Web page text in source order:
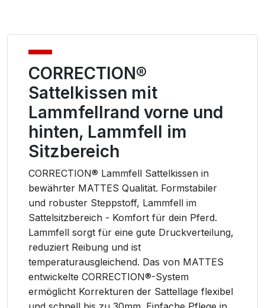
CORRECTION®
Sattelkissen mit
Lammfellrand vorne und
hinten, Lammfell im
Sitzbereich
CORRECTION® Lammfell Sattelkissen in
bewährter MATTES Qualität. Formstabiler
und robuster Steppstoff, Lammfell im
Sattelsitzbereich - Komfort für dein Pferd.
Lammfell sorgt für eine gute Druckverteilung,
reduziert Reibung und ist
temperaturausgleichend. Das von MATTES
entwickelte CORRECTION®-System
ermöglicht Korrekturen der Sattellage flexibel